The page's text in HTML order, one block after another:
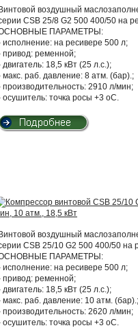
воздушный
CSB 25/8 G2 500 400/50 на
ПАРАМЕТРЫ:
исполнение: на ресивере 500 л;
привод: ременной;
двигатель: 18,5 кВт (25 л.с.);
макс. раб. давление: 8 атм. (бар).;
производительность: 2910 л/мин;
осушитель: точка росы +3 оС.
воздушный
CSB 25/10 G2 500 400/50
ПАРАМЕТРЫ:
исполнение: на ресивере 500 л;
привод: ременной;
двигатель: 18,5 кВт (25 л.с.);
макс. раб. давление: 10 атм. (бар).;
производительность: 2620 л/мин;
осушитель: точка росы +3 оС.